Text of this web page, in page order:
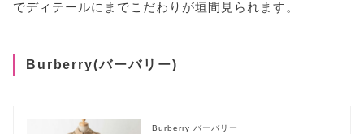
でディテールにまでこだわりが垣間見られます。
Burberry(バーバリー)
Burberry バーバリー